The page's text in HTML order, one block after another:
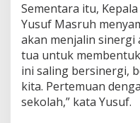
Sementara itu,
Yusuf Masruh
akan menjalin
tua untuk
ini saling bersinergi,
kita. Pertemuan
sekolah,” kata Yusuf.